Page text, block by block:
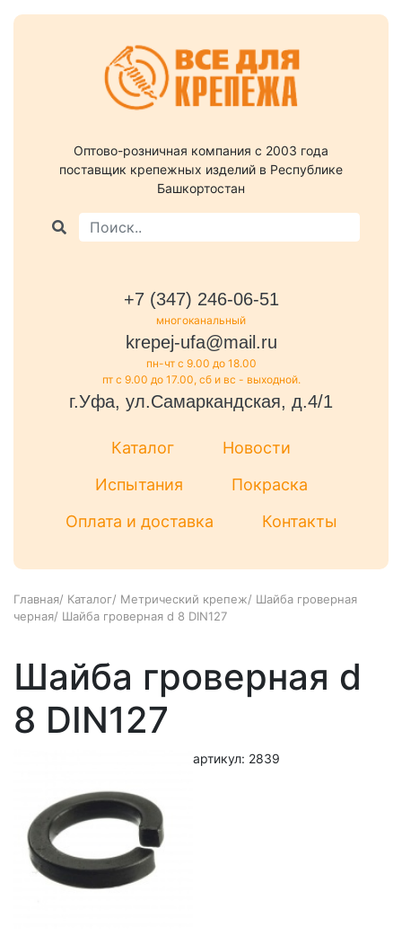
Оптово-розничная компания c 2003 года
поставщик крепежных изделий в Республике
Башкортостан
+7 (347) 246-06-51
многоканальный
krepej-ufa@mail.ru
пн-чт с 9.00 до 18.00
пт с 9.00 до 17.00, сб и вс - выходной.
г.Уфа, ул.Самаркандская, д.4/1
Каталог
Новости
Испытания
Покраска
Оплата и доставка
Контакты
Главная/ Каталог/ Метрический крепеж/ Шайба гроверная
черная/ Шайба гроверная d 8 DIN127
Шайба гроверная d
8 DIN127
артикул: 2839